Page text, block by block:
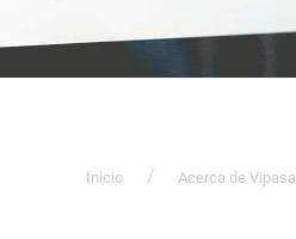
Inicio Acerca de Vipasa